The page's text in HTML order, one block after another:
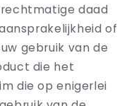
daad
of
gebruik van de
die het
die op enigerlei